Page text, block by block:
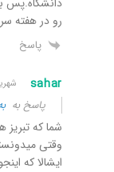
رو در هفته
پاسخ
sahar شهریور ۳,
پاسخ به
شما که
وقتی
ایشالا که